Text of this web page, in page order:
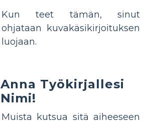
Kun teet tämän, sinut
ohjataan kuvakäsikirjoituksen
luojaan.
Anna Työkirjallesi
Nimi!
Muista kutsua sitä aiheeseen